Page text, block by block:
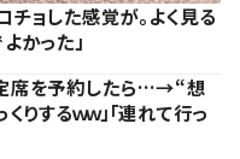
チョした感覚が。よく見る
かった」
席を予約したら…→“想
りするｗｗ」「連れて行っ